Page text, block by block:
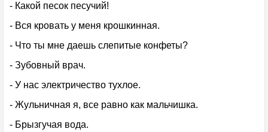
- Какой песок песучий!
- Вся кровать у меня крошкинная.
- Что ты мне даешь слепитые конфеты?
- Зубовный врач.
- У нас электричество тухлое.
- Жульничная я, все равно как мальчишка.
- Брызгучая вода.